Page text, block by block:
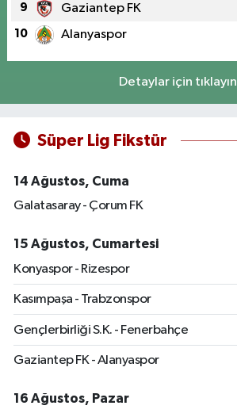
9 Gaziantep FK
10 Alanyaspor
Detaylar için tıklayın
Süper Lig Fikstür
14 Ağustos, Cuma
Galatasaray - Çorum FK
15 Ağustos, Cumartesi
Konyaspor - Rizespor
Kasımpaşa - Trabzonspor
Gençlerbirliği S.K. - Fenerbahçe
Gaziantep FK - Alanyaspor
16 Ağustos, Pazar